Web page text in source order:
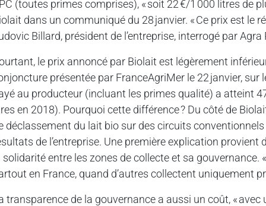
(toutes primes comprises), « soit 22 €/1 000 litres de
dans un communiqué du 28 janvier. « Ce prix est le
Billard, président de l’entreprise, interrogé par Agra
le prix annoncé par Biolait est légèrement
présentée par FranceAgriMer le 22 janvier, sur
au producteur (incluant les primes qualité) a atteint
en 2018). Pourquoi cette différence ? Du côté de
déclassement du lait bio sur des circuits
de l’entreprise. Une première explication provient
solidarité entre les zones de collecte et sa
en France, quand d’autres collectent uniquement
transparence de la gouvernance a aussi un coût, «